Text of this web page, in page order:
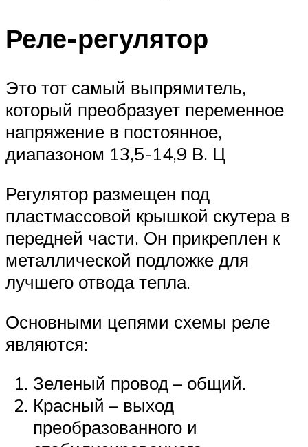
Реле-регулятор
Это тот самый выпрямитель,
который преобразует переменное
напряжение в постоянное,
диапазоном 13,5-14,9 В. Ц
Регулятор размещен под
пластмассовой крышкой скутера в
передней части. Он прикреплен к
металлической подложке для
лучшего отвода тепла.
Основными цепями схемы реле
являются:
Зеленый провод – общий.
Красный – выход
преобразованного и